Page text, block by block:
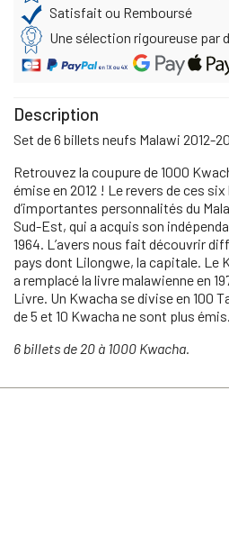
Satisfait ou Remboursé
Une sélection rigoureuse par
Description
Set de 6 billets neufs Malawi 2012-
Retrouvez la coupure de 1000
émise en 2012 ! Le revers de ces
d’importantes personnalités du
Sud-Est, qui a acquis son
1964. L’avers nous fait découvrir
pays dont Lilongwe, la capitale. Le
a remplacé la livre malawienne en
Livre. Un Kwacha se divise en 100
de 5 et 10 Kwacha ne sont plus émis.
6 billets de 20 à 1000 Kwacha.